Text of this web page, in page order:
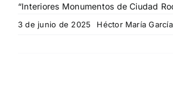
“Interiores Monumentos de Ciudad
3 de junio de 2025 Héctor María